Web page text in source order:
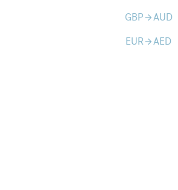
GBParrow_forwardAUD
EURarrow_forwardAED